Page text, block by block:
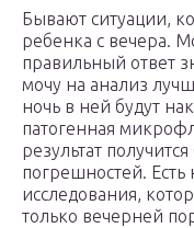
Бывают ситуации,
ребенка с вечера.
правильный ответ
мочу на анализ
ночь в ней будут
патогенная
результат
погрешностей.
исследования,
только вечерней